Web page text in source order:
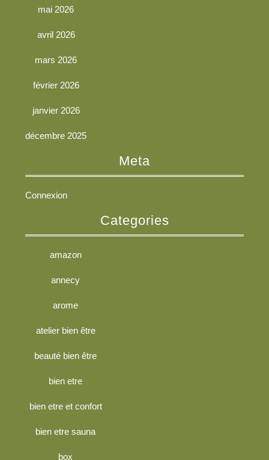
mai 2026
avril 2026
mars 2026
février 2026
janvier 2026
décembre 2025
Meta
Connexion
Categories
amazon
annecy
arome
atelier bien être
beauté bien être
bien etre
bien etre et confort
bien etre sauna
box